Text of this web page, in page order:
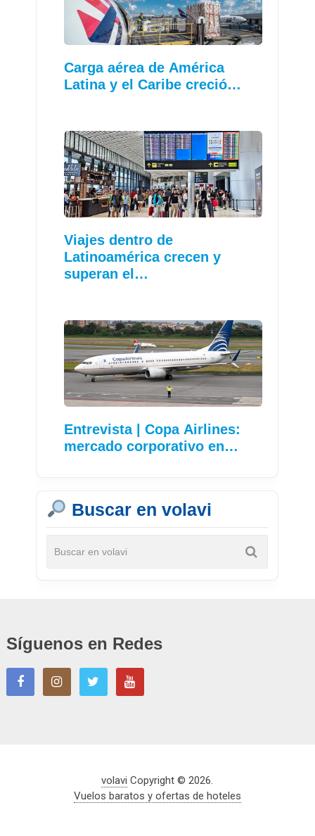
Carga aérea de América
Latina y el Caribe creció…
Viajes dentro de
Latinoamérica crecen y
superan el…
Entrevista | Copa Airlines:
mercado corporativo en…
Buscar en volavi
Síguenos en Redes
volavi Copyright © 2026.
Vuelos baratos y ofertas de hoteles